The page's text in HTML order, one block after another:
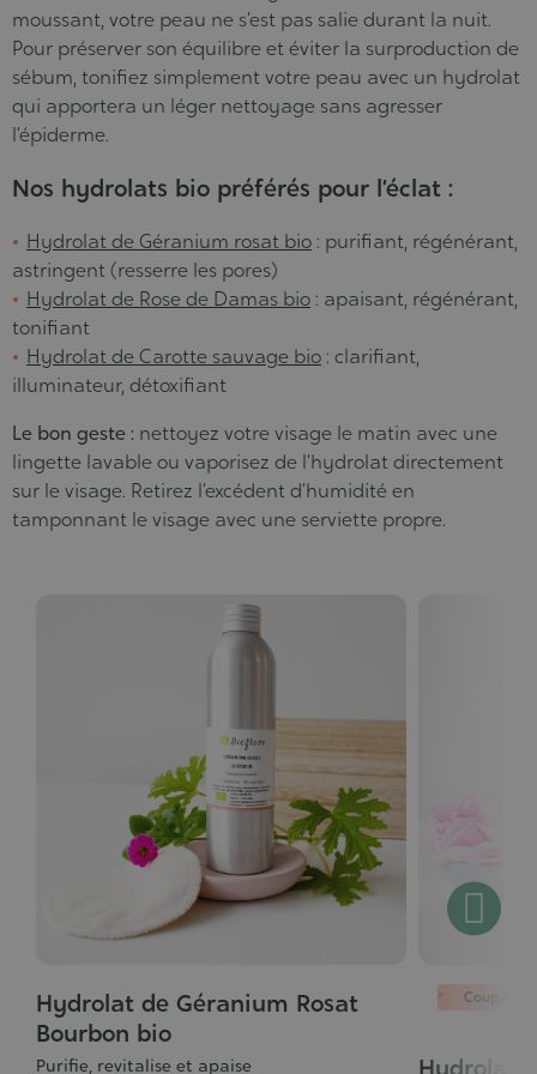
moussant, votre peau ne s’est pas salie durant la nuit.
Pour préserver son équilibre et éviter la surproduction de
sébum, tonifiez simplement votre peau avec un hydrolat
qui apportera un léger nettoyage sans agresser
l’épiderme.
Nos hydrolats bio préférés pour l’éclat :
Hydrolat de Géranium rosat bio: purifiant, régénérant,
astringent (resserre les pores)
Hydrolat de Rose de Damas bio: apaisant, régénérant,
tonifiant
Hydrolat de Carotte sauvage bio: clarifiant,
illuminateur, détoxifiant
Le bon geste : nettoyez votre visage le matin avec une
lingette lavable ou vaporisez de l’hydrolat directement
sur le visage. Retirez l’excédent d’humidité en
tamponnant le visage avec une serviette propre.
Hydrolat de Géranium Rosat
Bourbon bio
Purifie, revitalise et apaise
Grade
:
5/5
Coup de
Hydrolat
Grade